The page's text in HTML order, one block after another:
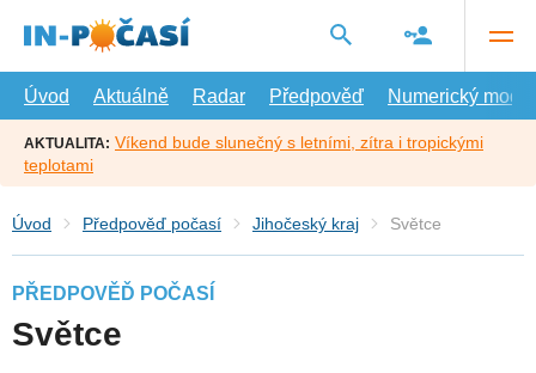
hlavní
Úvod
Aktuálně Radar Předpověď Numerický model
AKTUALITA: Víkend bude slunečný s letními, zítra i tropickými
teplotami
Úvod Předpověď počasí Jihočeský kraj Světce
PŘEDPOVĚĎ POČASÍ
Světce